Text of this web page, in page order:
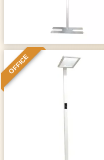
OFFICE